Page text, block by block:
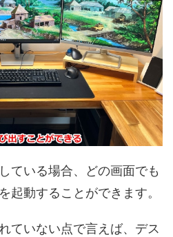
ている場合、どの画面でも
起動することができます。
ていない点で言えば、デス